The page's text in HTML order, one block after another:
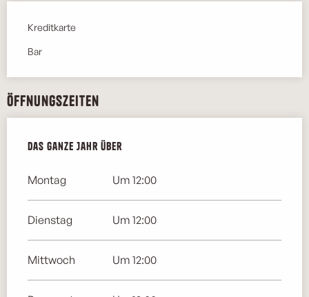
Kreditkarte
Bar
Öffnungszeiten
Das ganze Jahr über
Das ganze Jahr über
Montag Um 12:00
Dienstag Um 12:00
Mittwoch Um 12:00